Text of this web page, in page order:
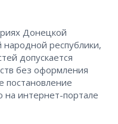
Донецкой
народной республики,
допускается
без оформления
постановление
на интернет-портале